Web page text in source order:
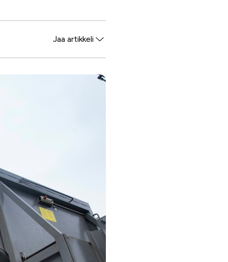
Jaa artikkeli
Facebook
Twitter